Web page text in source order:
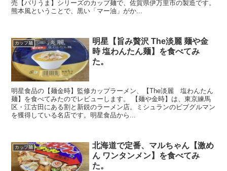
売【バリうま】シリーズのカップ麺で、佐賀県伊万里市の製造です。
熊本風ということで、黒い「マー油」がか...
カップ麺
明星【旨み贅沢 The淡麗 麺や金
時 塩わんたん麺】を食べてみ
た。
明星食品の【麺金時】監修カップラーメン、【The淡麗 塩わんたん
麺】を食べてみたのでレビューします。 【麺や金時】は、東京練馬
区・江古田にある割と新鋭のラーメン店。ミシュランのビブグルマン
を獲得している名店です。明星食品から...
カップ麺
北海道で定番、マルちゃん【激め
ん ワンタンメン】を食べてみ
た。